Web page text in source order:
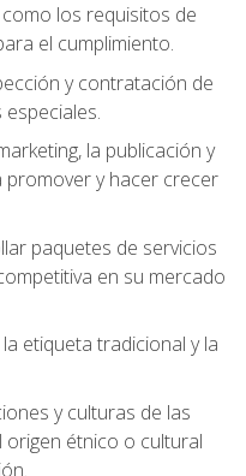
los requisitos de
el cumplimiento.
y contratación de
la publicación y
promover y hacer crecer
paquetes de servicios
en su mercado
etiqueta tradicional y la
y culturas de las
étnico o cultural